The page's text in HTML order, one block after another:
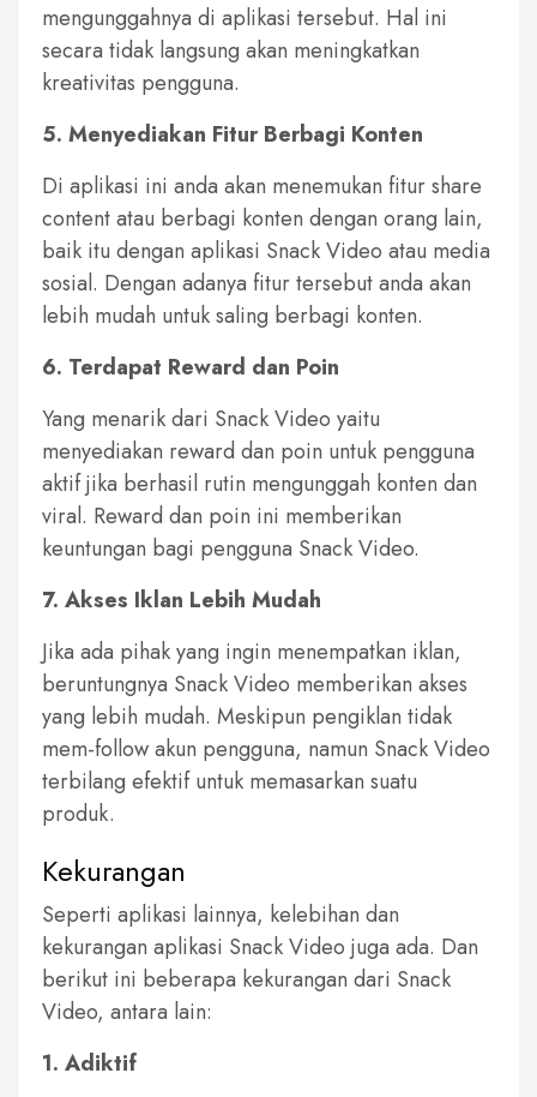
mengunggahnya di aplikasi tersebut. Hal ini
secara tidak langsung akan meningkatkan
kreativitas pengguna.
5. Menyediakan Fitur Berbagi Konten
Di aplikasi ini anda akan menemukan fitur share
content atau berbagi konten dengan orang lain,
baik itu dengan aplikasi Snack Video atau media
sosial. Dengan adanya fitur tersebut anda akan
lebih mudah untuk saling berbagi konten.
6. Terdapat Reward dan Poin
Yang menarik dari Snack Video yaitu
menyediakan reward dan poin untuk pengguna
aktif jika berhasil rutin mengunggah konten dan
viral. Reward dan poin ini memberikan
keuntungan bagi pengguna Snack Video.
7. Akses Iklan Lebih Mudah
Jika ada pihak yang ingin menempatkan iklan,
beruntungnya Snack Video memberikan akses
yang lebih mudah. Meskipun pengiklan tidak
mem-follow akun pengguna, namun Snack Video
terbilang efektif untuk memasarkan suatu
produk.
Kekurangan
Seperti aplikasi lainnya, kelebihan dan
kekurangan aplikasi Snack Video juga ada. Dan
berikut ini beberapa kekurangan dari Snack
Video, antara lain:
1. Adiktif